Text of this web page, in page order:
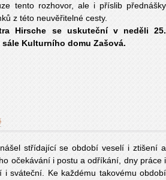
tento rozhovor, ale i příslib přednášky
z této neuvěřitelné cesty.
Hirsche se uskuteční v neděli 25.
sále Kulturního domu Zašová.
střídající se období veselí i ztišení a
očekávání i postu a odříkání, dny práce i
i sváteční. Ke každému takovému období